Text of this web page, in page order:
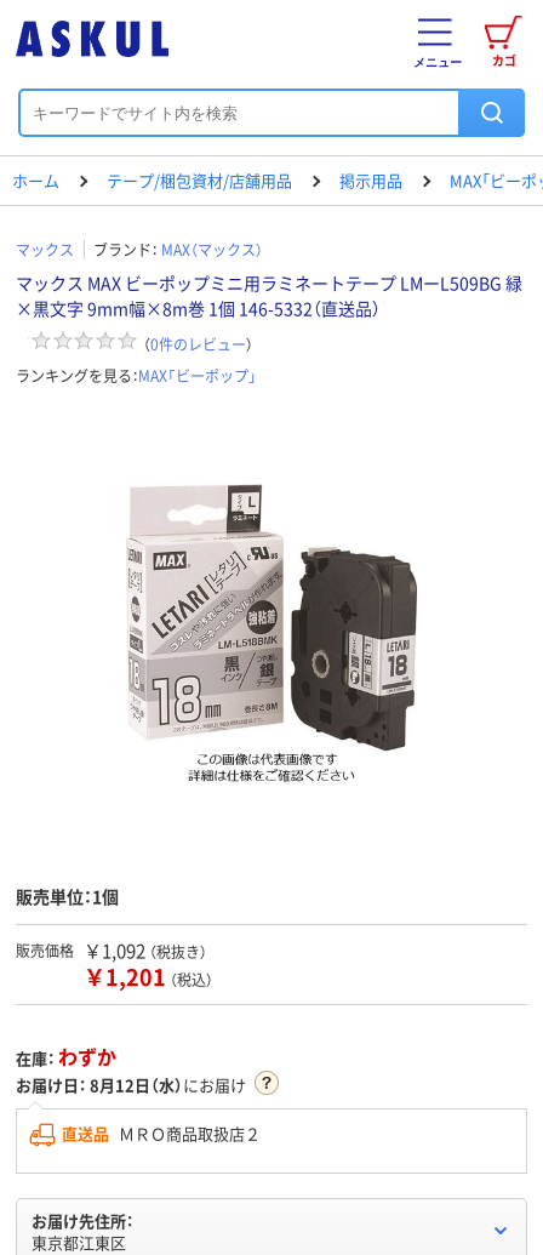
カゴ
メニュー
ホーム テープ/梱包資材/店舗用品 掲示用品 MAX「ビーポ
マックス ブランド： MAX（マックス）
マックス MAX ビーポップミニ用ラミネートテープ LMーL509BG 緑
×黒文字 9mm幅×8m巻 1個 146-5332（直送品）
（0件のレビュー）
ランキングを見る：MAX「ビーポップ」
販売単位：1個
販売価格 ￥1,092 （税抜き）
￥1,201 （税込）
在庫： わずか
お届け日： 8月12日（水）にお届け
直送品 ＭＲＯ商品取扱店２
お届け先住所：
東京都江東区